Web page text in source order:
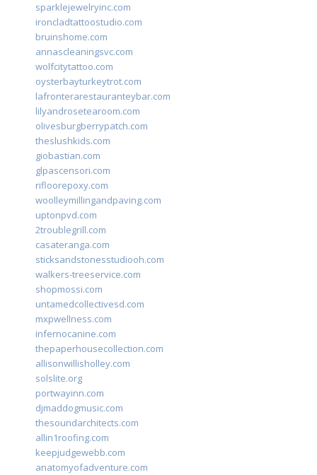
sparklejewelryinc.com
ironcladtattoostudio.com
bruinshome.com
annascleaningsvc.com
wolfcitytattoo.com
oysterbayturkeytrot.com
lafronterarestauranteybar.com
lilyandrosetearoom.com
olivesburgberrypatch.com
theslushkids.com
giobastian.com
glpascensori.com
rifloorepoxy.com
woolleymillingandpaving.com
uptonpvd.com
2troublegrill.com
casateranga.com
sticksandstonesstudiooh.com
walkers-treeservice.com
shopmossi.com
untamedcollectivesd.com
mxpwellness.com
infernocanine.com
thepaperhousecollection.com
allisonwillisholley.com
solslite.org
portwayinn.com
djmaddogmusic.com
thesoundarchitects.com
allin1roofing.com
keepjudgewebb.com
anatomyofadventure.com